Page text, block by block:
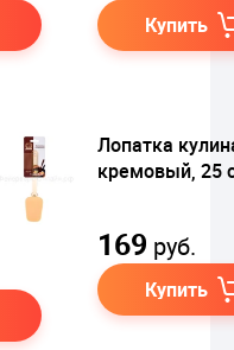
Купить
30
Лопатка
кремовый, 25
169 руб.
Купить